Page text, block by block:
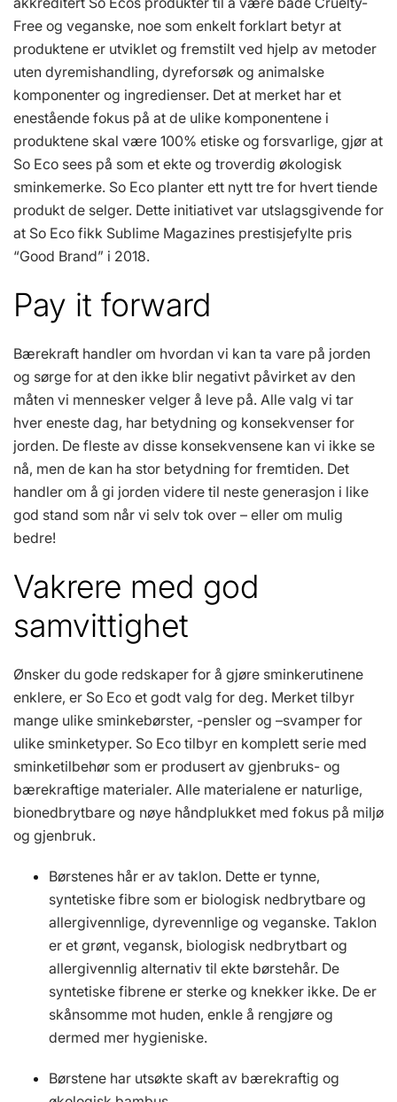
Free og veganske, noe som enkelt forklart betyr at
produktene er utviklet og fremstilt ved hjelp av metoder
uten dyremishandling, dyreforsøk og animalske
komponenter og ingredienser. Det at merket har et
enestående fokus på at de ulike komponentene i
produktene skal være 100% etiske og forsvarlige, gjør at
So Eco sees på som et ekte og troverdig økologisk
sminkemerke. So Eco planter ett nytt tre for hvert tiende
produkt de selger. Dette initiativet var utslagsgivende for
at So Eco fikk Sublime Magazines prestisjefylte pris
“Good Brand” i 2018.
Pay it forward
Bærekraft handler om hvordan vi kan ta vare på jorden
og sørge for at den ikke blir negativt påvirket av den
måten vi mennesker velger å leve på. Alle valg vi tar
hver eneste dag, har betydning og konsekvenser for
jorden. De fleste av disse konsekvensene kan vi ikke se
nå, men de kan ha stor betydning for fremtiden. Det
handler om å gi jorden videre til neste generasjon i like
god stand som når vi selv tok over – eller om mulig
bedre!
Vakrere med god
samvittighet
Ønsker du gode redskaper for å gjøre sminkerutinene
enklere, er So Eco et godt valg for deg. Merket tilbyr
mange ulike sminkebørster, -pensler og –svamper for
ulike sminketyper. So Eco tilbyr en komplett serie med
sminketilbehør som er produsert av gjenbruks- og
bærekraftige materialer. Alle materialene er naturlige,
bionedbrytbare og nøye håndplukket med fokus på miljø
og gjenbruk.
Børstenes hår er av taklon. Dette er tynne,
syntetiske fibre som er biologisk nedbrytbare og
allergivennlige, dyrevennlige og veganske. Taklon
er et grønt, vegansk, biologisk nedbrytbart og
allergivennlig alternativ til ekte børstehår. De
syntetiske fibrene er sterke og knekker ikke. De er
skånsomme mot huden, enkle å rengjøre og
dermed mer hygieniske.
Børstene har utsøkte skaft av bærekraftig og